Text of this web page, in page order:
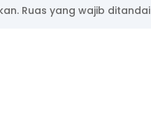
Ruas yang wajib ditandai